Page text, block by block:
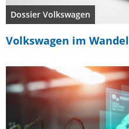
Dossier Volkswagen
Volkswagen im Wandel